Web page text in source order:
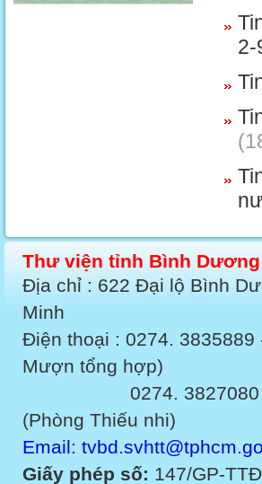
2-
Thư viện tỉnh Bình Dương
Địa chỉ : 622 Đại lộ Bình
Minh
Điện thoại : 0274.
Mượn tổng hợp)
0274. 3827080
(Phòng Thiếu nhi)
Email:
Giấy phép số: 147/GP-